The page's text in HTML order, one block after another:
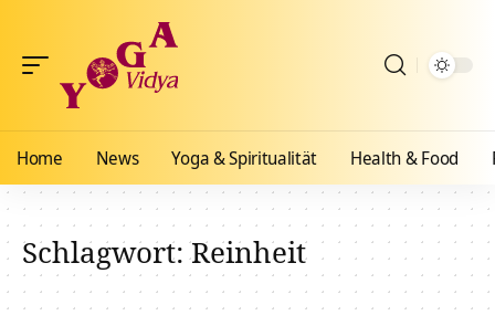
Home News Yoga & Spiritualität Health & Food
Schlagwort:Reinheit